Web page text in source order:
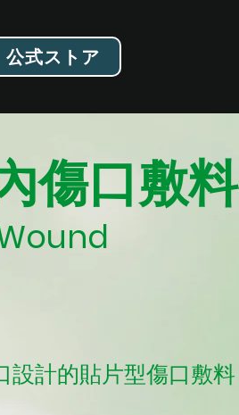
公式ストア
傷口敷料
設計的貼片型傷口敷料